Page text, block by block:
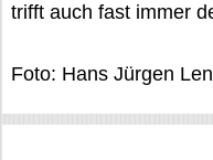
trifft auch fast immer
Foto: Hans Jürgen